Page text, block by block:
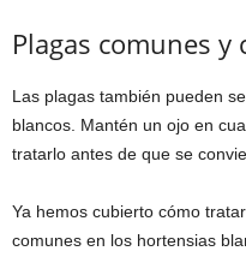
Plagas comunes y
Las plagas también pueden
blancos. Mantén un ojo en
tratarlo antes de que se
Ya hemos cubierto cómo
comunes en los hortensias